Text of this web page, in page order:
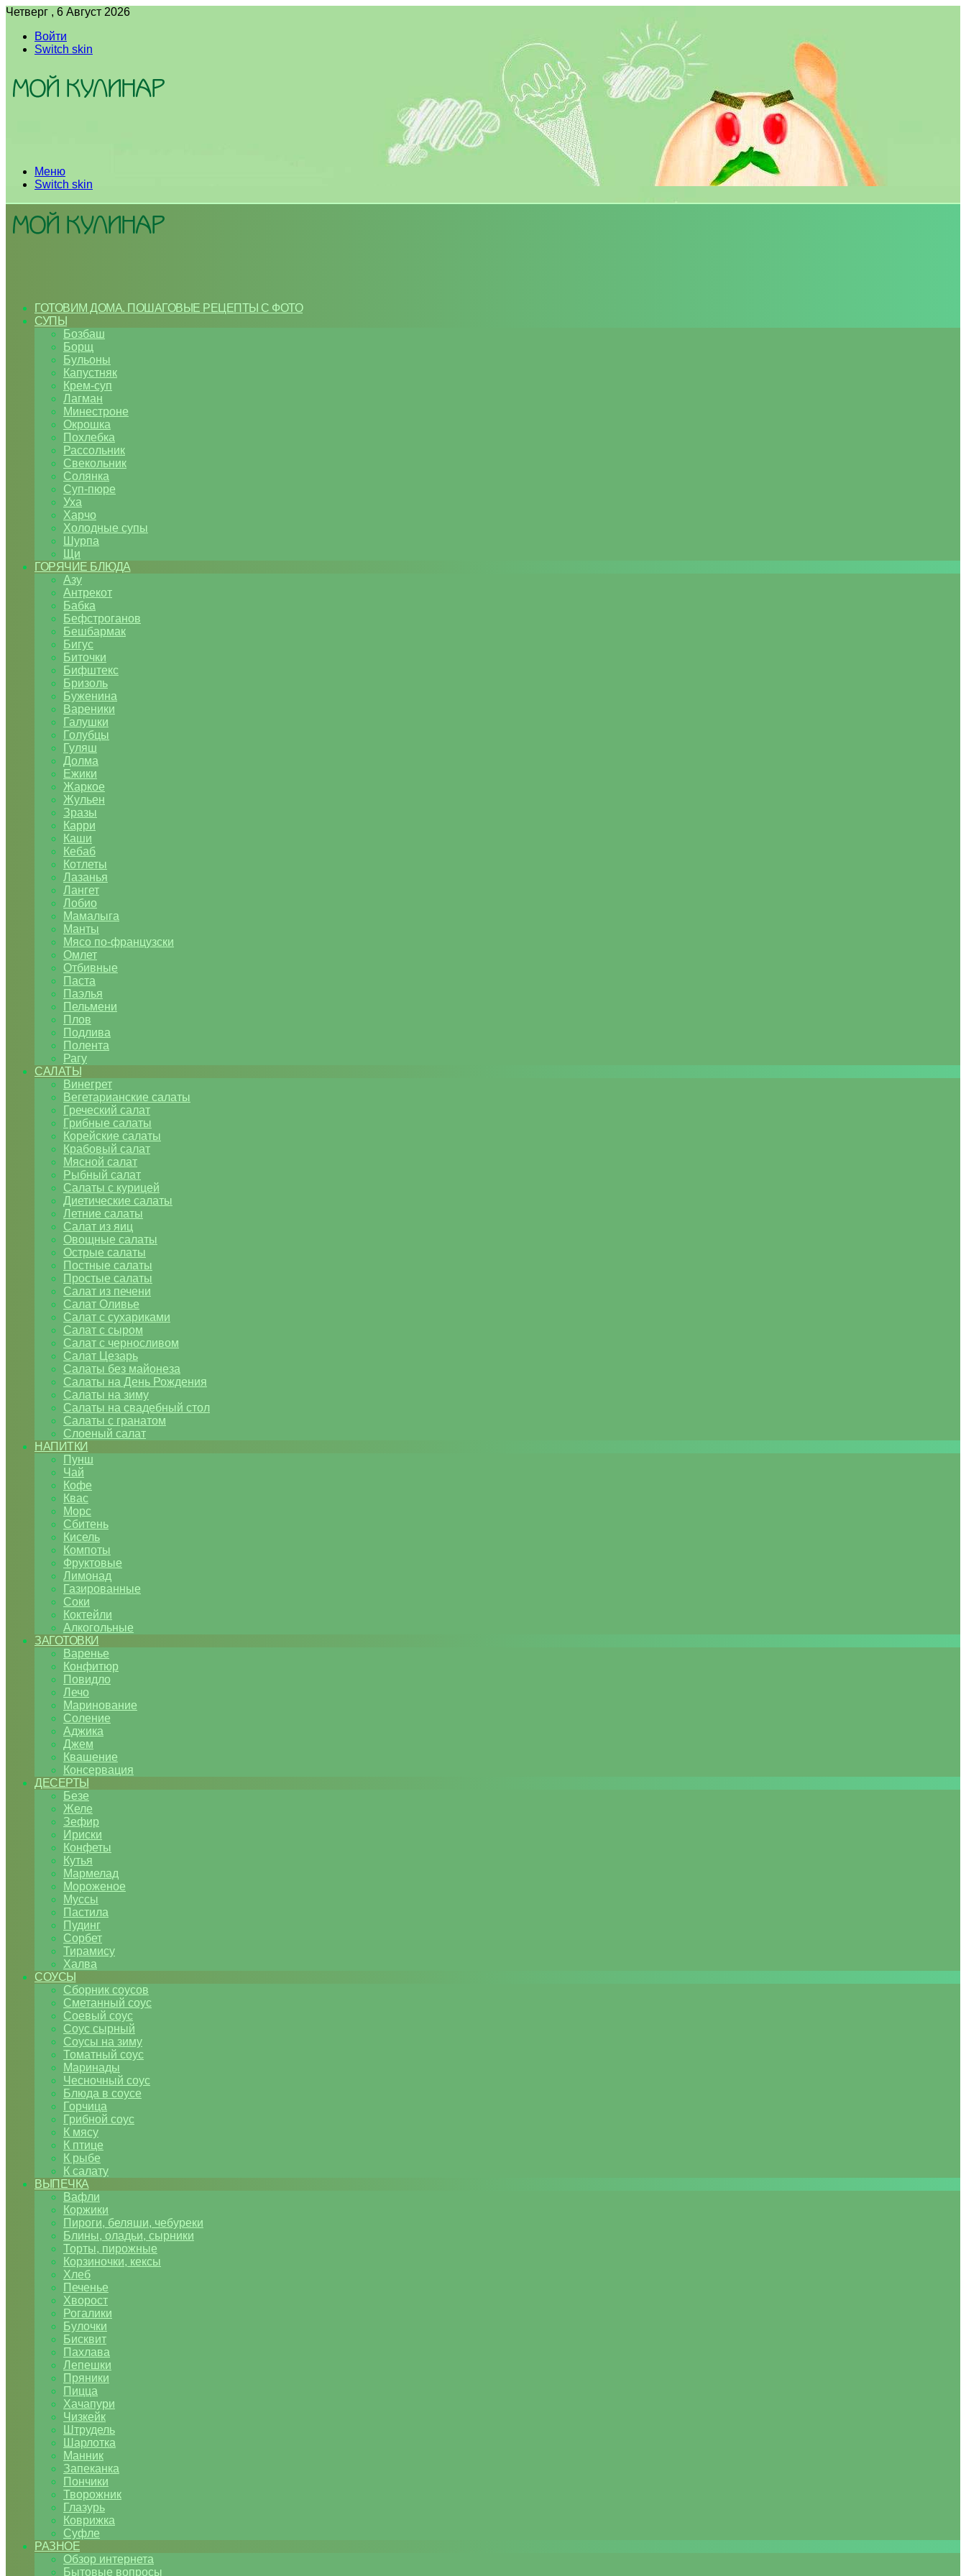
Четверг , 6 Август 2026
Войти
Switch skin
Меню
Switch skin
ГОТОВИМ ДОМА. ПОШАГОВЫЕ РЕЦЕПТЫ С ФОТО
СУПЫ
Бозбаш
Борщ
Бульоны
Капустняк
Крем-суп
Лагман
Минестроне
Окрошка
Похлебка
Рассольник
Свекольник
Солянка
Суп-пюре
Уха
Харчо
Холодные супы
Шурпа
Щи
ГОРЯЧИЕ БЛЮДА
Азу
Антрекот
Бабка
Бефстроганов
Бешбармак
Бигус
Биточки
Бифштекс
Бризоль
Буженина
Вареники
Галушки
Голубцы
Гуляш
Долма
Ежики
Жаркое
Жульен
Зразы
Карри
Каши
Кебаб
Котлеты
Лазанья
Лангет
Лобио
Мамалыга
Манты
Мясо по-французски
Омлет
Отбивные
Паста
Паэлья
Пельмени
Плов
Подлива
Полента
Рагу
САЛАТЫ
Винегрет
Вегетарианские салаты
Греческий салат
Грибные салаты
Корейские салаты
Крабовый салат
Мясной салат
Рыбный салат
Салаты с курицей
Диетические салаты
Летние салаты
Салат из яиц
Овощные салаты
Острые салаты
Постные салаты
Простые салаты
Салат из печени
Салат Оливье
Салат с сухариками
Салат с сыром
Салат с черносливом
Салат Цезарь
Салаты без майонеза
Салаты на День Рождения
Салаты на зиму
Салаты на свадебный стол
Салаты с гранатом
Слоеный салат
НАПИТКИ
Пунш
Чай
Кофе
Квас
Морс
Сбитень
Кисель
Компоты
Фруктовые
Лимонад
Газированные
Соки
Коктейли
Алкогольные
ЗАГОТОВКИ
Варенье
Конфитюр
Повидло
Лечо
Маринование
Соление
Аджика
Джем
Квашение
Консервация
ДЕСЕРТЫ
Безе
Желе
Зефир
Ириски
Конфеты
Кутья
Мармелад
Мороженое
Муссы
Пастила
Пудинг
Сорбет
Тирамису
Халва
СОУСЫ
Сборник соусов
Сметанный соус
Соевый соус
Соус сырный
Соусы на зиму
Томатный соус
Маринады
Чесночный соус
Блюда в соусе
Горчица
Грибной соус
К мясу
К птице
К рыбе
К салату
ВЫПЕЧКА
Вафли
Коржики
Пироги, беляши, чебуреки
Блины, оладьи, сырники
Торты, пирожные
Корзиночки, кексы
Хлеб
Печенье
Хворост
Рогалики
Булочки
Бисквит
Пахлава
Лепешки
Пряники
Пицца
Хачапури
Чизкейк
Штрудель
Шарлотка
Манник
Запеканка
Пончики
Творожник
Глазурь
Коврижка
Суфле
РАЗНОЕ
Обзор интернета
Бытовые вопросы